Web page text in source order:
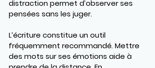
distraction permet d’observer ses
pensées sans les juger.
L’écriture constitue un outil
fréquemment recommandé. Mettre
des mots sur ses émotions aide à